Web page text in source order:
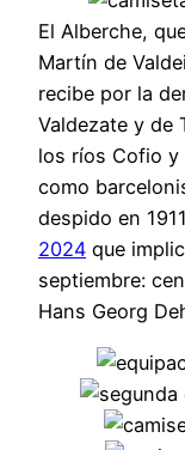
El Alberche,
Martín de
recibe por la
Valdezate y de
los ríos Cofio y
como
despido en
2024 que
septiembre:
Hans Georg